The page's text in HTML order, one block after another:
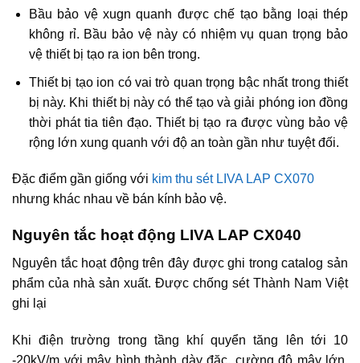
Bầu bảo vệ xugn quanh được chế tạo bằng loại thép
không rỉ. Bầu bảo vệ này có nhiệm vụ quan trọng bảo
vệ thiết bị tạo ra ion bên trong.
Thiết bị tạo ion có vai trò quan trọng bậc nhất trong thiết
bị này. Khi thiết bị này có thể tạo và giải phóng ion đồng
thời phát tia tiên đạo. Thiết bị tạo ra được vùng bảo vệ
rộng lớn xung quanh với độ an toàn gần như tuyệt đối.
Đặc điểm gần giống với kim thu sét LIVA LAP CX070
nhưng khác nhau về bán kính bảo vệ.
Nguyên tắc hoạt động LIVA LAP CX040
Nguyên tắc hoạt động trên đây được ghi trong catalog sản
phẩm của nhà sản xuất. Được chống sét Thành Nam Việt
ghi lại
Khi điện trường trong tầng khí quyển tăng lên tới 10
-20kV/m với mây hình thành dày đặc, cường độ mây lớn.